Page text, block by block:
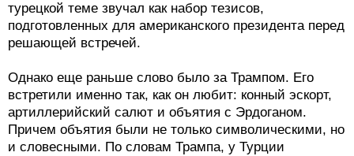
турецкой теме звучал как набор тезисов,
подготовленных для американского президента перед
решающей встречей.
Однако еще раньше слово было за Трампом. Его
встретили именно так, как он любит: конный эскорт,
артиллерийский салют и объятия с Эрдоганом.
Причем объятия были не только символическими, но
и словесными. По словам Трампа, у Турции